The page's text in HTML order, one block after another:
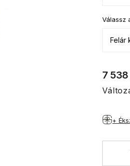
7 538
Válassz
+